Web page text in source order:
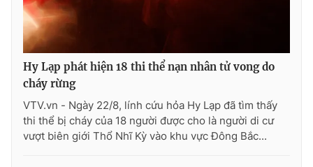
Ðiện thoại Thời báo VTV:
Email: toasoan@vtv.vn
Liên hệ quảng cáo:
Hy Lạp phát hiện 18 thi thể nạn nhân tử vong do
cháy rừng
VTV.vn - Ngày 22/8, lính cứu hỏa Hy Lạp đã tìm thấy
thi thể bị cháy của 18 người được cho là người di cư
vượt biên giới Thổ Nhĩ Kỳ vào khu vực Đông Bắc...